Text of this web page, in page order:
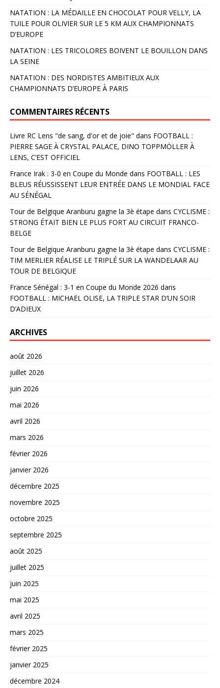
NATATION : LA MÉDAILLE EN CHOCOLAT POUR VELLY, LA
TUILE POUR OLIVIER SUR LE 5 KM AUX CHAMPIONNATS
D’EUROPE
NATATION : LES TRICOLORES BOIVENT LE BOUILLON DANS
LA SEINE
NATATION : DES NORDISTES AMBITIEUX AUX
CHAMPIONNATS D’EUROPE À PARIS
COMMENTAIRES RÉCENTS
Livre RC Lens "de sang, d'or et de joie" dans FOOTBALL :
PIERRE SAGE À CRYSTAL PALACE, DINO TOPPMÖLLER À
LENS, C’EST OFFICIEL
France Irak : 3-0 en Coupe du Monde dans FOOTBALL : LES
BLEUS RÉUSSISSENT LEUR ENTRÉE DANS LE MONDIAL FACE
AU SÉNÉGAL
Tour de Belgique Aranburu gagne la 3è étape dans CYCLISME :
STRONG ÉTAIT BIEN LE PLUS FORT AU CIRCUIT FRANCO-
BELGE
Tour de Belgique Aranburu gagne la 3è étape dans CYCLISME :
TIM MERLIER RÉALISE LE TRIPLÉ SUR LA WANDELAAR AU
TOUR DE BELGIQUE
France Sénégal : 3-1 en Coupe du Monde 2026 dans
FOOTBALL : MICHAEL OLISE, LA TRIPLE STAR D’UN SOIR
D’ADIEUX
ARCHIVES
août 2026
juillet 2026
juin 2026
mai 2026
avril 2026
mars 2026
février 2026
janvier 2026
décembre 2025
novembre 2025
octobre 2025
septembre 2025
août 2025
juillet 2025
juin 2025
mai 2025
avril 2025
mars 2025
février 2025
janvier 2025
décembre 2024